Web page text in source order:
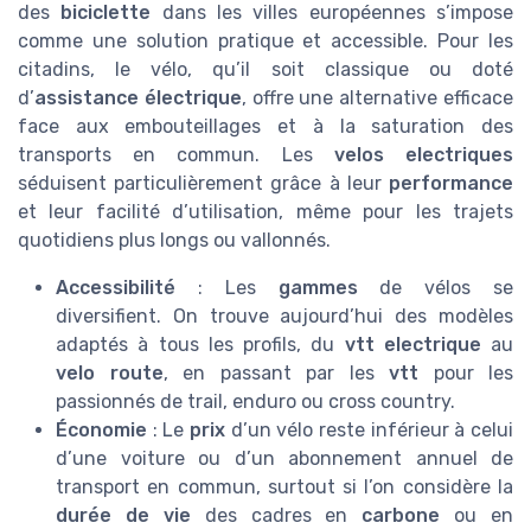
des
biciclette dans les villes européennes s’impose
comme une solution pratique et accessible. Pour les
citadins, le vélo, qu’il soit classique ou doté
d’assistance électrique, offre une alternative efficace
face aux embouteillages et à la saturation des
transports en commun. Les velos electriques
séduisent particulièrement grâce à leur performance
et leur facilité d’utilisation, même pour les trajets
quotidiens plus longs ou vallonnés.
Accessibilité : Les gammes de vélos se
diversifient. On trouve aujourd’hui des modèles
adaptés à tous les profils, du vtt electrique au
velo route, en passant par les vtt pour les
passionnés de trail, enduro ou cross country.
Économie : Le prix d’un vélo reste inférieur à celui
d’une voiture ou d’un abonnement annuel de
transport en commun, surtout si l’on considère la
durée de vie des cadres en carbone ou en